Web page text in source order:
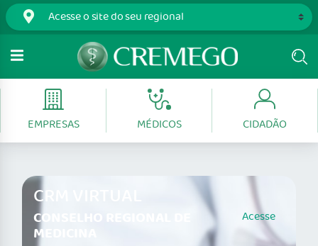
EMPRESAS MÉDICOS CIDADÃO
CRM VIRTUAL
CONSELHO REGIONAL DE
MEDICINA
Acesse